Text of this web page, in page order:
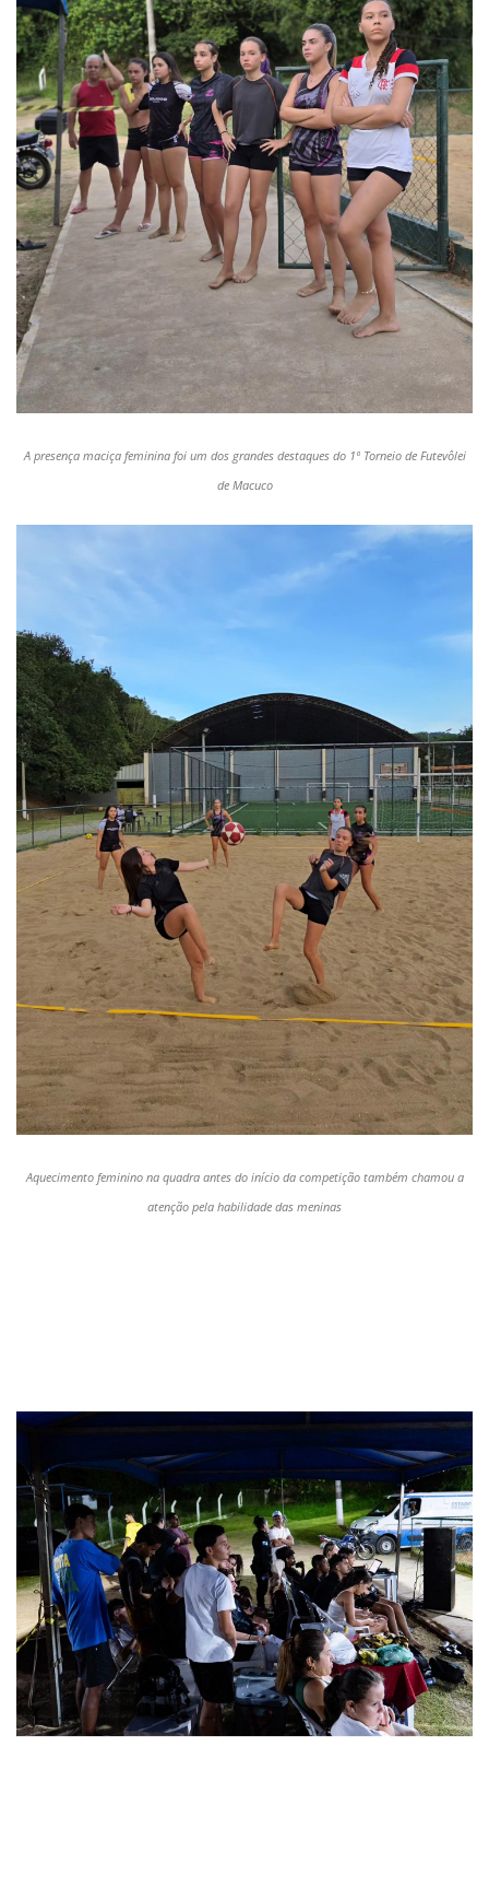
A presença maciça feminina foi um dos grandes destaques do 1º Torneio de Futevôlei
de Macuco
Aquecimento feminino na quadra antes do início da competição também chamou a
atenção pela habilidade das meninas